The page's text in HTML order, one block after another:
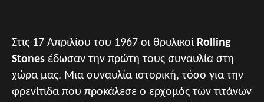
Στις 17 Απριλίου του 1967 οι θρυλικοί Rolling
Stones έδωσαν την πρώτη τους συναυλία στη
χώρα μας. Μια συναυλία ιστορική, τόσο για την
φρενίτιδα που προκάλεσε ο ερχομός των τιτάνων